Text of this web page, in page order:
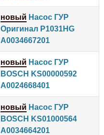
новый Насос ГУР
Оригинал P1031HG
A0034667201
новый Насос ГУР
BOSCH KS00000592
A0024668401
новый Насос ГУР
BOSCH KS01000564
A0034664201